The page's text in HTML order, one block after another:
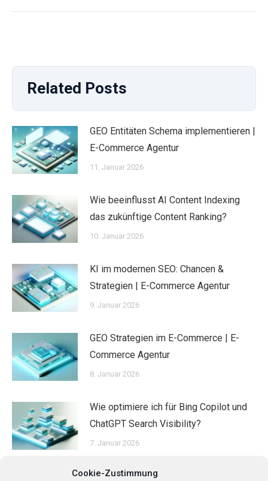
Cookie-Zustimmung
Related Posts
GEO Entitäten Schema implementieren |
E-Commerce Agentur
11. Januar 2026
Wie beeinflusst AI Content Indexing
das zukünftige Content Ranking?
10. Januar 2026
KI im modernen SEO: Chancen &
Strategien | E-Commerce Agentur
9. Januar 2026
GEO Strategien im E-Commerce | E-
Commerce Agentur
8. Januar 2026
Wie optimiere ich für Bing Copilot und
ChatGPT Search Visibility?
7. Januar 2026
Wie kann KI-basierte Datenanalyse